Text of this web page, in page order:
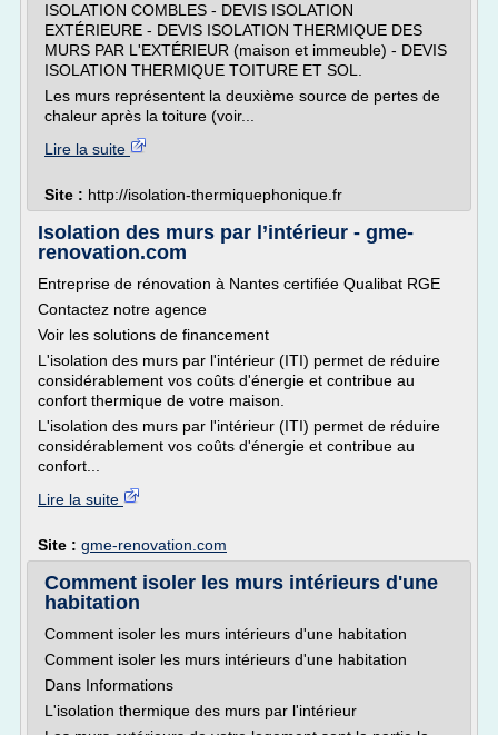
ISOLATION COMBLES - DEVIS ISOLATION
EXTÉRIEURE - DEVIS ISOLATION THERMIQUE DES
MURS PAR L'EXTÉRIEUR (maison et immeuble) - DEVIS
ISOLATION THERMIQUE TOITURE ET SOL.
Les murs représentent la deuxième source de pertes de
chaleur après la toiture (voir...
Lire la suite
Site : http://isolation-thermiquephonique.fr
Isolation des murs par l’intérieur - gme-
renovation.com
Entreprise de rénovation à Nantes certifiée Qualibat RGE
Contactez notre agence
Voir les solutions de financement
L'isolation des murs par l'intérieur (ITI) permet de réduire
considérablement vos coûts d'énergie et contribue au
confort thermique de votre maison.
L'isolation des murs par l'intérieur (ITI) permet de réduire
considérablement vos coûts d'énergie et contribue au
confort...
Lire la suite
Site : gme-renovation.com
Comment isoler les murs intérieurs d'une
habitation
Comment isoler les murs intérieurs d'une habitation
Comment isoler les murs intérieurs d'une habitation
Dans Informations
L'isolation thermique des murs par l'intérieur